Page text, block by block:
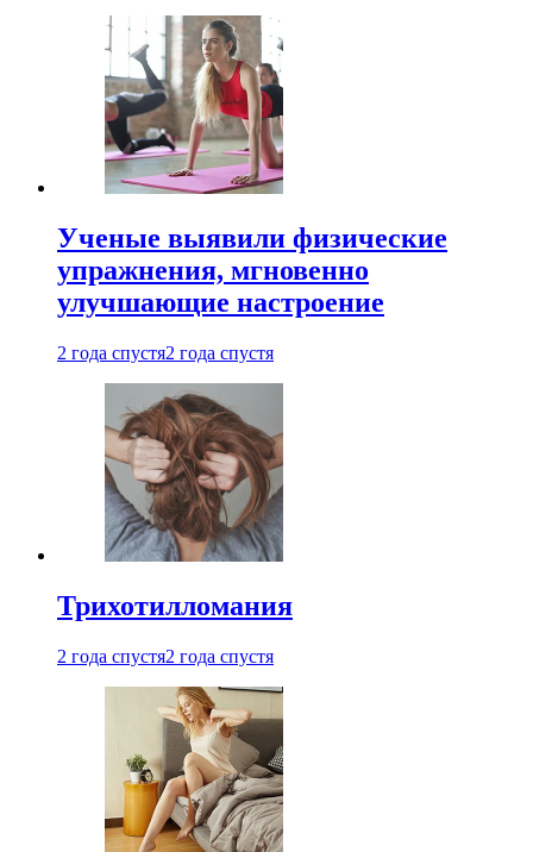
Ученые выявили физические
упражнения, мгновенно
улучшающие настроение
2 года спустя2 года спустя
Трихотилломания
2 года спустя2 года спустя